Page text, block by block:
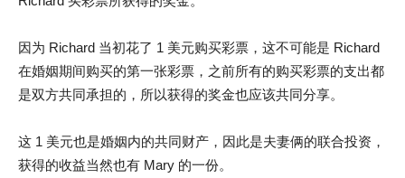
因为 Richard 当初花了 1 美元购买彩票，这不可能是 Richard
在婚姻期间购买的第一张彩票，之前所有的购买彩票的支出都
是双方共同承担的，所以获得的奖金也应该共同分享。
这 1 美元也是婚姻内的共同财产，因此是夫妻俩的联合投资，
获得的收益当然也有 Mary 的一份。